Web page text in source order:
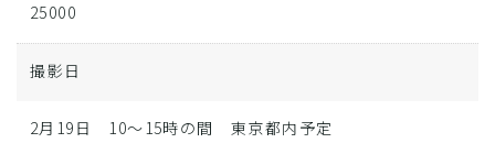
25000
撮影日
2月19日 10～15時の間 東京都内予定